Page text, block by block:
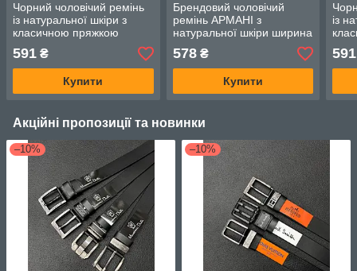
Чорний чоловічий ремінь
із натуральної шкіри з
класичною пряжкою
591 ₴
Купити
Брендовий чоловічий
ремінь АРМАНІ з
натуральної шкіри ширина
4 см різні пряжки, Чорний
578₴
Купити
із
591
Акційні пропозиції та новинки
–10% –10%